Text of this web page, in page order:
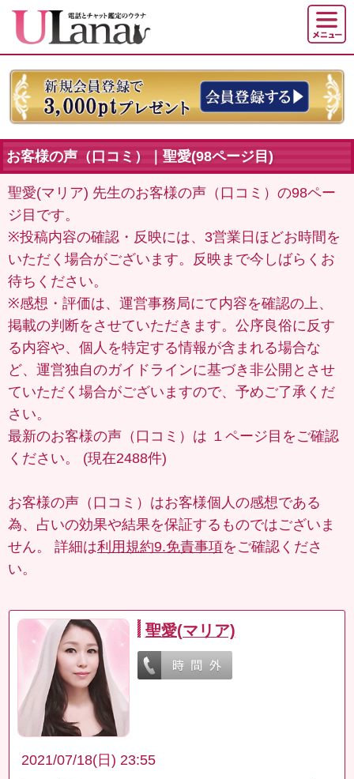
お客様の声（口コミ）｜聖愛(98ページ目)
聖愛(マリア) 先生のお客様の声（口コミ）の98ペー
ジ目です。
※投稿内容の確認・反映には、3営業日ほどお時間を
いただく場合がございます。反映まで今しばらくお
待ちください。
※感想・評価は、運営事務局にて内容を確認の上、
掲載の判断をさせていただきます。公序良俗に反す
る内容や、個人を特定する情報が含まれる場合な
ど、運営独自のガイドラインに基づき非公開とさせ
ていただく場合がございますので、予めご了承くだ
さい。
最新のお客様の声（口コミ）は １ページ目 をご確認
ください。 (現在2488件)
お客様の声（口コミ）はお客様個人の感想である
為、占いの効果や結果を保証するものではございま
せん。 詳細は利用規約9.免責事項をご確認くださ
い。
聖愛(マリア)
2021/07/18(日) 23:55